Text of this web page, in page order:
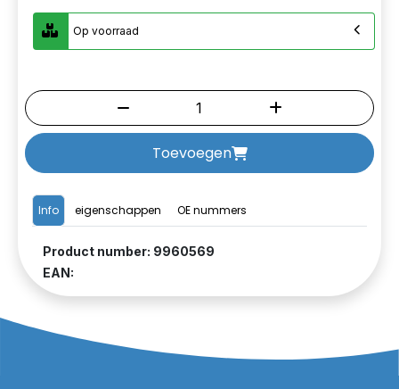
Info eigenschappen OE nummers
Product number: 9960569
EAN:
Op voorraad
Toevoegen